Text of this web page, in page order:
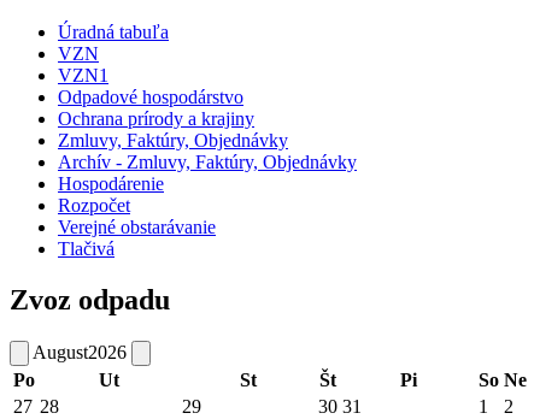
Úradná tabuľa
VZN
VZN1
Odpadové hospodárstvo
Ochrana prírody a krajiny
Zmluvy, Faktúry, Objednávky
Archív - Zmluvy, Faktúry, Objednávky
Hospodárenie
Rozpočet
Verejné obstarávanie
Tlačivá
Zvoz odpadu
August2026
Po
Ut St Št Pi So Ne
27 28 29 30 31 1 2